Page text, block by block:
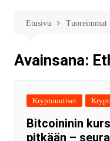
Etusivu Tuoreimmat
Avainsana:
Kryptouutiset
Bitcoininin
pitkään –